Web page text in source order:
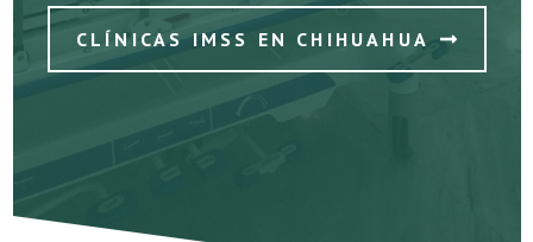
CLÍNICAS IMSS EN CHIHUAHUA